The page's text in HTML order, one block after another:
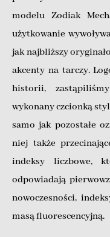
modelu Zodiak
użytkowanie
jak najbliższy
akcenty na tarczy.
historii,
wykonany czcionką
samo jak pozostałe
niej także
indeksy liczbowe,
odpowiadają
nowoczesności,
masą fluorescencyjną.